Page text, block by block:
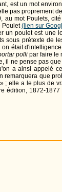
est un mot
pas proprement
au mot Poulets,
Poulet(lien sur
un poulet est une
sous prétexte de
était
pollipar faire le
il ne pense pas
a ainsi appelé
remarquera que
; elle a le plus de
édition, 1872-1877